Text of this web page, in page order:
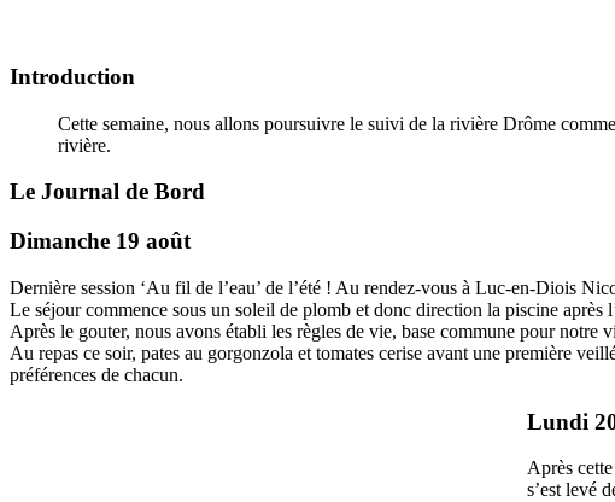
Introduction
Cette semaine, nous allons poursuivre le suivi de la rivière Drôme
rivière.
Le Journal de Bord
Dimanche 19 août
Dernière session ‘Au fil de l’eau’ de l’été ! Au rendez-vous à Luc-en-Diois
Le séjour commence sous un soleil de plomb et donc direction la piscine après
Après le gouter, nous avons établi les règles de vie, base commune pour notre
Au repas ce soir, pates au gorgonzola et tomates cerise avant une première
préférences de chacun.
Lundi
Après
s’est levé